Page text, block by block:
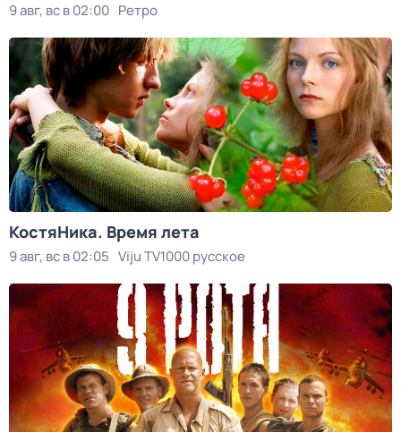
9 авг, вс в 02:00 Ретро
КостяНика. Время лета
9 авг, вс в 02:05 Viju TV1000 русское